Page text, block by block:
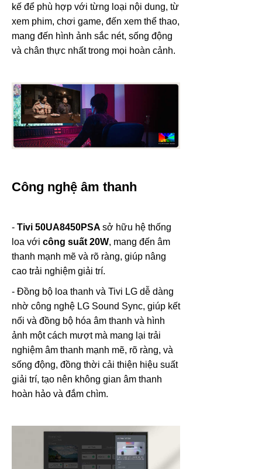
kế để phù hợp với từng loại nội dung, từ
xem phim, chơi game, đến xem thể thao,
mang đến hình ảnh sắc nét, sống động
và chân thực nhất trong mọi hoàn cảnh.
Công nghệ âm thanh
- Tivi 50UA8450PSA sở hữu hệ thống
loa với công suất 20W, mang đến âm
thanh mạnh mẽ và rõ ràng, giúp nâng
cao trải nghiệm giải trí.
- Đồng bộ loa thanh và Tivi LG dễ dàng
nhờ công nghệ LG Sound Sync, giúp kết
nối và đồng bộ hóa âm thanh và hình
ảnh một cách mượt mà mang lại trải
nghiệm âm thanh mạnh mẽ, rõ ràng, và
sống động, đồng thời cải thiện hiệu suất
giải trí, tạo nên không gian âm thanh
hoàn hảo và đắm chìm.